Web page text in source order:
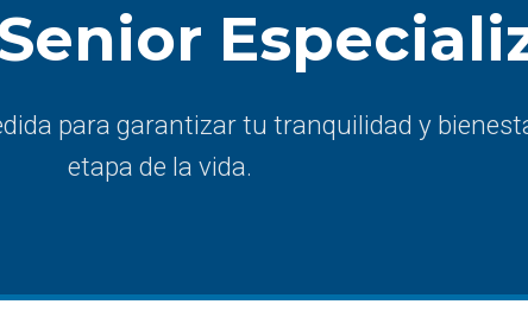
para garantizar tu tranquilidad y
etapa de la vida.